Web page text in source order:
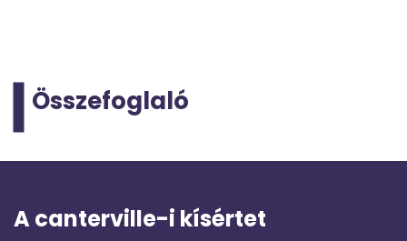
Összefoglaló
A canterville-i kísértet